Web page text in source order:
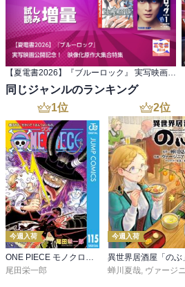
【夏電書2026】『ブルーロック』 実写映画公開記念！ 映像化原作大集合特集
同じジャンルのランキング
1位
今週入荷
尾田栄一郎
2位
今週入荷
蝉川夏哉 ヴァージニア二等兵